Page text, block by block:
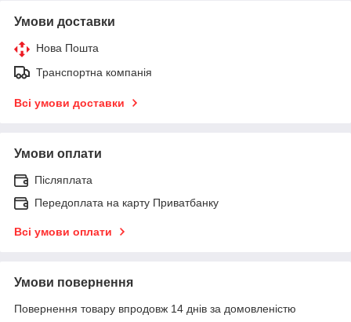
Умови доставки
Нова Пошта
Транспортна компанія
Всі умови доставки
Умови оплати
Післяплата
Передоплата на карту Приватбанку
Всі умови оплати
Умови повернення
Повернення товару впродовж 14 днів за домовленістю